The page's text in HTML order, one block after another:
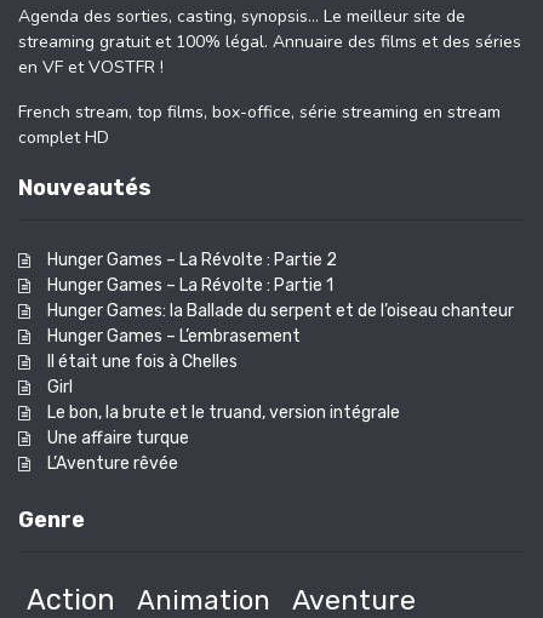
Agenda des sorties, casting, synopsis… Le meilleur site de
streaming gratuit et 100% légal. Annuaire des films et des séries
en VF et VOSTFR !
French stream, top films, box-office, série streaming en stream
complet HD
Nouveautés
Hunger Games – La Révolte : Partie 2
Hunger Games – La Révolte : Partie 1
Hunger Games: la Ballade du serpent et de l’oiseau chanteur
Hunger Games – L’embrasement
Il était une fois à Chelles
Girl
Le bon, la brute et le truand, version intégrale
Une affaire turque
L’Aventure rêvée
Genre
Action Animation Aventure